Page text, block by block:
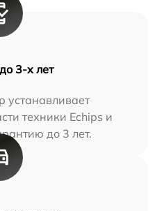
3-х лет
устанавливает
техники Echips и
до 3 лет.